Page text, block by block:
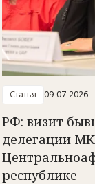
Статья 09-07-2026
РФ: визит
делегации
республике